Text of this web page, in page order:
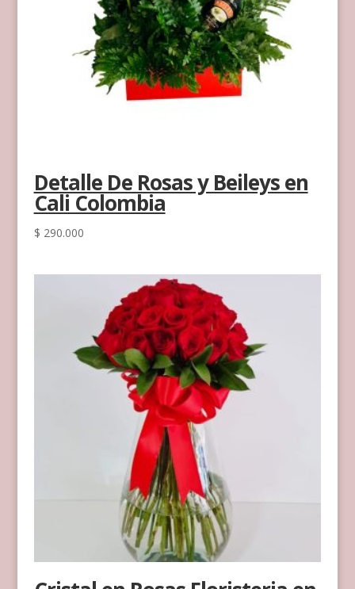
Detalle De Rosas y Beileys en
Cali Colombia
$ 290.000